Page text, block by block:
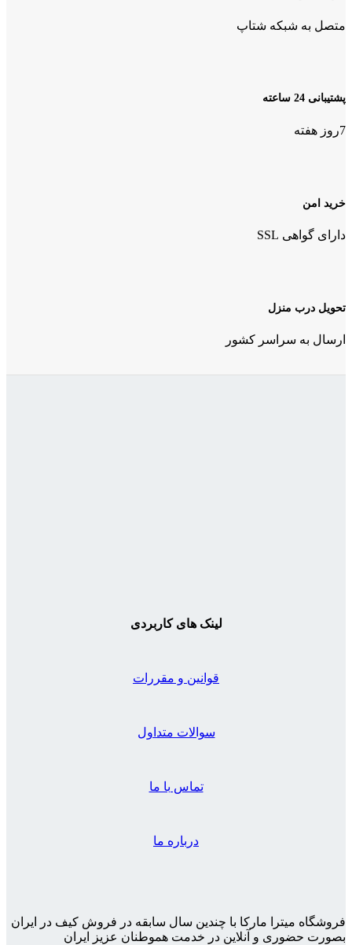
متصل به شبکه شتاپ
پشتیبانی 24 ساعته
7روز هفته
خرید امن
دارای گواهی SSL
تحویل درب منزل
ارسال به سراسر کشور
لینک های کاربردی
قوانین و مقررات
سوالات متداول
تماس با ما
درباره ما
فروشگاه میترا مارکا با چندین سال سابقه در فروش کیف در ایران
بصورت حضوری و آنلاین در خدمت هموطنان عزیز ایران